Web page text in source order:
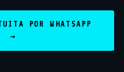
POR WHATSAPP
→